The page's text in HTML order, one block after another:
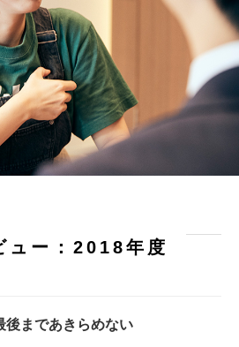
ュー：2018年度
後まであきらめない